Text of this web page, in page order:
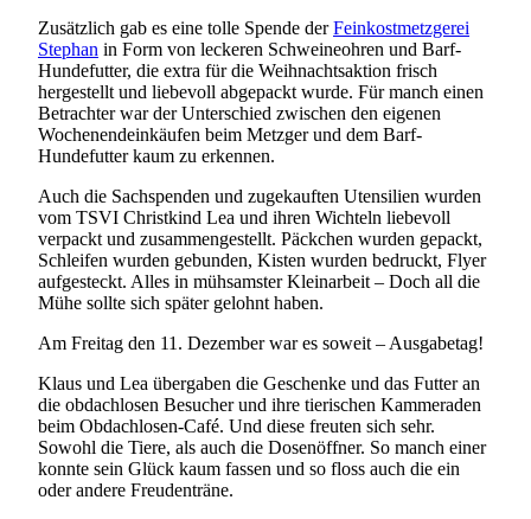
Zusätzlich gab es eine tolle Spende derFeinkostmetzgerei
Stephan in Form von leckeren Schweineohren und Barf-
Hundefutter, die extra für die Weihnachtsaktion frisch
hergestellt und liebevoll abgepackt wurde. Für manch einen
Betrachter war der Unterschied zwischen den eigenen
Wochenendeinkäufen beim Metzger und dem Barf-
Hundefutter kaum zu erkennen.
Auch die Sachspenden und zugekauften Utensilien wurden
vom TSVI Christkind Lea und ihren Wichteln liebevoll
verpackt und zusammengestellt. Päckchen wurden gepackt,
Schleifen wurden gebunden, Kisten wurden bedruckt, Flyer
aufgesteckt. Alles in mühsamster Kleinarbeit – Doch all die
Mühe sollte sich später gelohnt haben.
Am Freitag den 11. Dezember war es soweit – Ausgabetag!
Klaus und Lea übergaben die Geschenke und das Futter an
die obdachlosen Besucher und ihre tierischen Kammeraden
beim Obdachlosen-Café. Und diese freuten sich sehr.
Sowohl die Tiere, als auch die Dosenöffner. So manch einer
konnte sein Glück kaum fassen und so floss auch die ein
oder andere Freudenträne.